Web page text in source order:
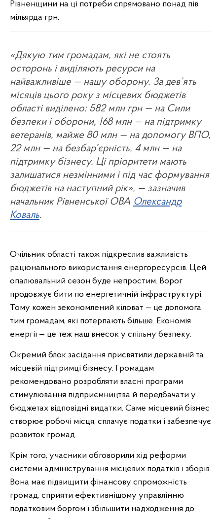
Рівненщини на ці потреби спрямовано понад пів
мільярда грн.
«Дякую тим громадам, які не стоять
осторонь і виділяють ресурси на
найважливіше — нашу оборону. За дев’ять
місяців цього року з місцевих бюджетів
області виділено: 582 млн грн — на Сили
безпеки і оборони, 168 млн — на підтримку
ветеранів, майже 80 млн — на допомогу ВПО,
22 млн — на безбар’єрність, 4 млн — на
підтримку бізнесу. Ці пріоритети мають
залишатися незмінними і під час формування
бюджетів на наступний рік», — зазначив
начальник Рівненської ОВА Олександр
Коваль.
Очільник області також підкреслив важливість
раціонального використання енергоресурсів. Цей
опалювальний сезон буде непростим. Ворог
продовжує бити по енергетичній інфраструктурі.
Тому кожен зекономлений кіловат — це допомога
тим громадам, які потерпають більше. Економія
енергії — це теж наш внесок у спільну безпеку.
Окремий блок засідання присвятили державній та
місцевій підтримці бізнесу. Громадам
рекомендовано розробляти власні програми
стимулювання підприємництва й передбачати у
бюджетах відповідні видатки. Саме місцевий бізнес
створює робочі місця, сплачує податки і забезпечує
розвиток громад.
Крім того, учасники обговорили хід реформи
системи адміністрування місцевих податків і зборів.
Вона має підвищити фінансову спроможність
громад, сприяти ефективнішому управлінню
податковим боргом і збільшити надходження до